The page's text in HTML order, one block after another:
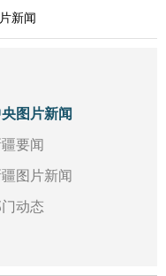
新闻
图片新闻
要闻
图片新闻
动态